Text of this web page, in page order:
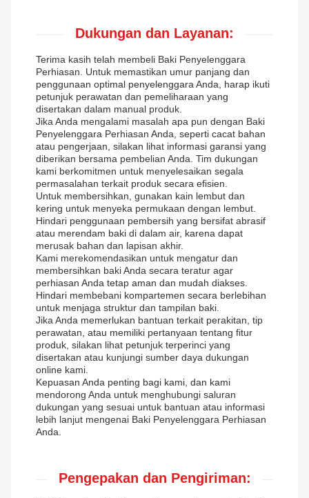
Dukungan dan Layanan:
Terima kasih telah membeli Baki Penyelenggara
Perhiasan. Untuk memastikan umur panjang dan
penggunaan optimal penyelenggara Anda, harap ikuti
petunjuk perawatan dan pemeliharaan yang
disertakan dalam manual produk.
Jika Anda mengalami masalah apa pun dengan Baki
Penyelenggara Perhiasan Anda, seperti cacat bahan
atau pengerjaan, silakan lihat informasi garansi yang
diberikan bersama pembelian Anda. Tim dukungan
kami berkomitmen untuk menyelesaikan segala
permasalahan terkait produk secara efisien.
Untuk membersihkan, gunakan kain lembut dan
kering untuk menyeka permukaan dengan lembut.
Hindari penggunaan pembersih yang bersifat abrasif
atau merendam baki di dalam air, karena dapat
merusak bahan dan lapisan akhir.
Kami merekomendasikan untuk mengatur dan
membersihkan baki Anda secara teratur agar
perhiasan Anda tetap aman dan mudah diakses.
Hindari membebani kompartemen secara berlebihan
untuk menjaga struktur dan tampilan baki.
Jika Anda memerlukan bantuan terkait perakitan, tip
perawatan, atau memiliki pertanyaan tentang fitur
produk, silakan lihat petunjuk terperinci yang
disertakan atau kunjungi sumber daya dukungan
online kami.
Kepuasan Anda penting bagi kami, dan kami
mendorong Anda untuk menghubungi saluran
dukungan yang sesuai untuk bantuan atau informasi
lebih lanjut mengenai Baki Penyelenggara Perhiasan
Anda.
Pengepakan dan Pengiriman: